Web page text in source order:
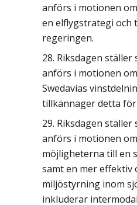
anförs i motionen
en elflygstrategi
regeringen.
Riksdagen ställer
anförs i motionen
Swedavias
tillkännager detta
Riksdagen ställer
anförs i motionen
möjligheterna till en
samt en mer effektiv
miljöstyrning inom
inkluderar